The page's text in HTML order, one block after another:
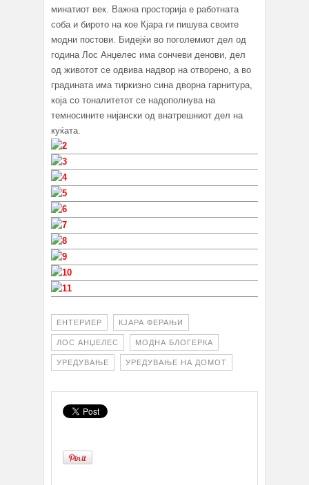
минатиот век. Важна просторија е работната
соба и бирото на кое Кјара ги пишува своите
модни постови. Бидејќи во поголемиот дел од
година Лос Анџелес има сончеви денови, дел
од животот се одвива надвор на отворено, а во
градината има тиркизно сина дворна гарнитура,
која со тоналитетот се надополнува на
темносините нијански од внатрешниот дел на
куќата.
ЕНТЕРИЕР КЈАРА ФЕРАЊИ
ЛОС АНЏЕЛЕС МОДНА БЛОГЕРКА
УРЕДУВАЊЕ УРЕДУВАЊЕ НА ДОМОТ